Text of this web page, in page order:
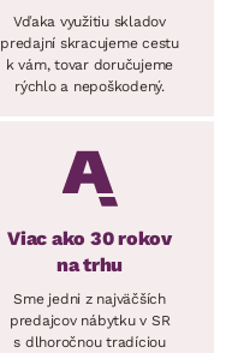
Vďaka využitiu skladov
predajní skracujeme cestu
k vám, tovar doručujeme
rýchlo a nepoškodený.
Viac ako 30 rokov
na trhu
Sme jedni z najväčších
predajcov nábytku v SR
s dlhoročnou tradíciou